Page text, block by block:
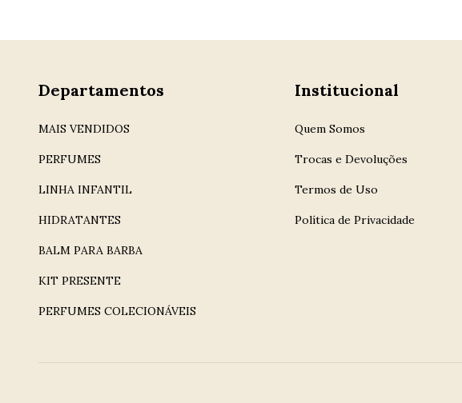
Departamentos
MAIS VENDIDOS
PERFUMES
LINHA INFANTIL
HIDRATANTES
BALM PARA BARBA
KIT PRESENTE
PERFUMES COLECIONÁVEIS
Institucional
Quem Somos
Trocas e Devoluções
Termos de Uso
Política de Privacidade